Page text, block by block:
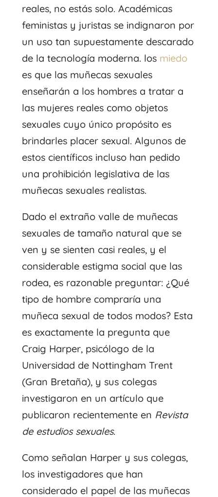
reales, no estás solo. Académicas
feministas y juristas se indignaron por
un uso tan supuestamente descarado
de la tecnología moderna. los miedo
es que las muñecas sexuales
enseñarán a los hombres a tratar a
las mujeres reales como objetos
sexuales cuyo único propósito es
brindarles placer sexual. Algunos de
estos científicos incluso han pedido
una prohibición legislativa de las
muñecas sexuales realistas.
Dado el extraño valle de muñecas
sexuales de tamaño natural que se
ven y se sienten casi reales, y el
considerable estigma social que las
rodea, es razonable preguntar: ¿Qué
tipo de hombre compraría una
muñeca sexual de todos modos? Esta
es exactamente la pregunta que
Craig Harper, psicólogo de la
Universidad de Nottingham Trent
(Gran Bretaña), y sus colegas
investigaron en un artículo que
publicaron recientemente en Revista
de estudios sexuales.
Como señalan Harper y sus colegas,
los investigadores que han
considerado el papel de las muñecas